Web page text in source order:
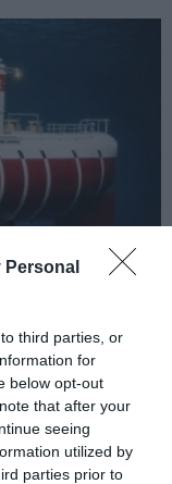
Personal
third parties, or
for
below opt-out
that after your
seeing
utilized by
parties prior to
ELÉRTE A FÖLD